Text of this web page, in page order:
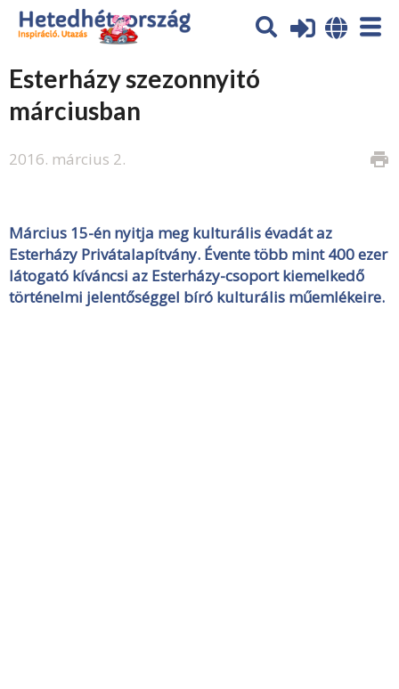
Esterházy szezonnyitó
márciusban
2016. március 2. print
Március 15-én nyitja meg kulturális évadát az
Esterházy Privátalapítvány. Évente több mint 400 ezer
látogató kíváncsi az Esterházy-csoport kiemelkedő
történelmi jelentőséggel bíró kulturális műemlékeire.